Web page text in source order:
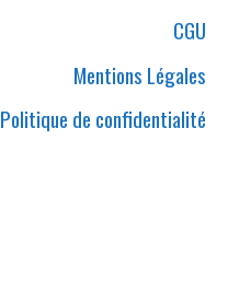
CGU
Mentions Légales
Politique de confidentialité